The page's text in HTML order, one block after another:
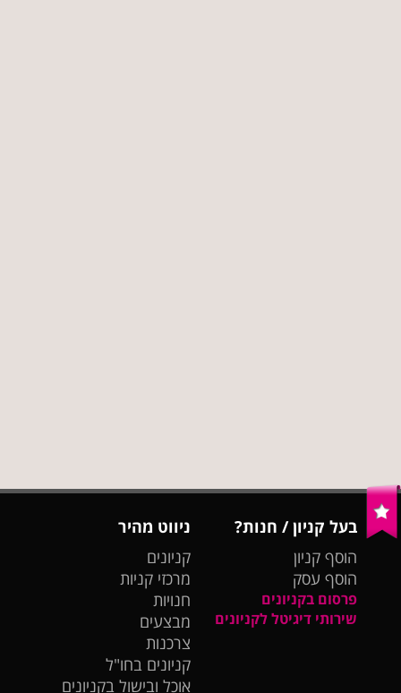
בעל קניון / חנות?
הוסף קניון
הוסף עסק
פרסום בקניונים
שירותי דיגיטל לקניונים
ניווט מהיר
קניונים
מרכזי קניות
חנויות
מבצעים
צרכנות
קניונים בחו"ל
אוכל ובישול בקניונים